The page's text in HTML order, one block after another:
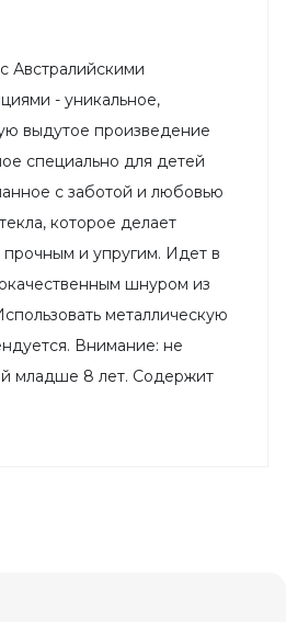
Австралийскими
- уникальное,
выдутое произведение
специально для детей
с заботой и любовью
которое делает
и упругим. Идет в
шнуром из
металлическую
Внимание: не
младше 8 лет. Содержит